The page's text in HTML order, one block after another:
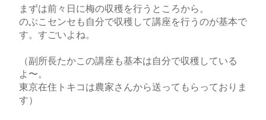
まずは前々日に梅の収穫を行うところから。
のぶこセンセも自分で収穫して講座を行うのが基本で
す。すごいよね。
（副所長たかこの講座も基本は自分で収穫している
よ〜。
東京在住トキコは農家さんから送ってもらっておりま
す）